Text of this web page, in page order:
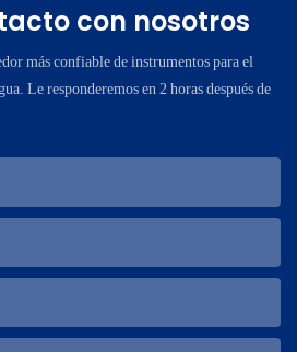
con nosotros
más confiable de instrumentos para el
Le responderemos en 2 horas después de